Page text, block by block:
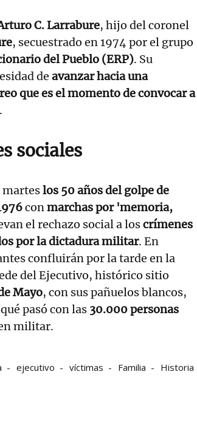
C. Larrabure, hijo del coronel
, secuestrado en 1974 por el grupo
del Pueblo (ERP). Su
de avanzar hacia una
que es el momento de convocar a
sociales
marteslos 50 años del golpe de
conmarchas por 'memoria,
el rechazo social a loscrímenes
por la dictadura militar. En
confluirán por la tarde en la
del Ejecutivo, histórico sitio
Mayo, con sus pañuelos blancos,
pasó con las 30.000 personas
militar.
ejecutivo víctimas Familia Historia